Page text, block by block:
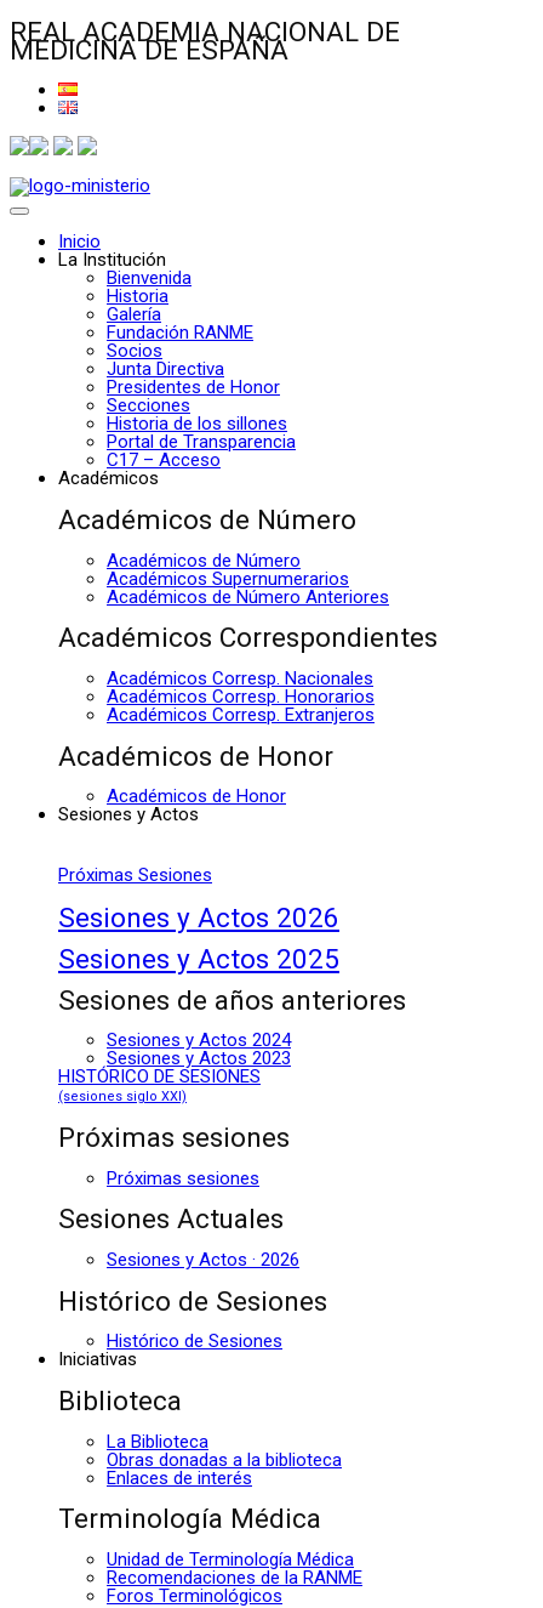
REAL ACADEMIA NACIONAL DE
MEDICINA DE ESPAÑA
Inicio
La Institución
Bienvenida
Historia
Galería
Fundación RANME
Socios
Junta Directiva
Presidentes de Honor
Secciones
Historia de los sillones
Portal de Transparencia
C17 – Acceso
Académicos
Académicos de Número
Académicos de Número
Académicos Supernumerarios
Académicos de Número Anteriores
Académicos Correspondientes
Académicos Corresp. Nacionales
Académicos Corresp. Honorarios
Académicos Corresp. Extranjeros
Académicos de Honor
Académicos de Honor
Sesiones y Actos
Próximas Sesiones
Sesiones y Actos 2026
Sesiones y Actos 2025
Sesiones de años anteriores
Sesiones y Actos 2024
Sesiones y Actos 2023
HISTÓRICO DE SESIONES
(sesiones siglo XXI)
Próximas sesiones
Próximas sesiones
Sesiones Actuales
Sesiones y Actos · 2026
Histórico de Sesiones
Histórico de Sesiones
Iniciativas
Biblioteca
La Biblioteca
Obras donadas a la biblioteca
Enlaces de interés
Terminología Médica
Unidad de Terminología Médica
Recomendaciones de la RANME
Foros Terminológicos